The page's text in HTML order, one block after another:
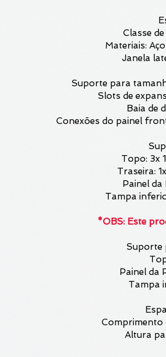
Classe
Materiais:
Janela
Suporte para
Slots de
Baia de
Conexões do painel
Topo: 3x
Traseira:
Painel da
Tampa
*OBS: Este
Suporte
Painel da
Tampa
Comprimento
Altura